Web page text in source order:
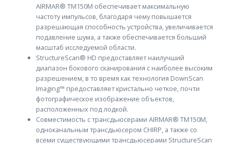
AIRMAR® TM150M обеспечивает максимальную
частоту импульсов, благодаря чему повышается
разрешающая способность устройства, увеличивается
подавление шума, а также обеспечивается больший
масштаб исследуемой области.
StructureScan® HD предоставляет наилучший
диапазон бокового сканирования с наиболее высоким
разрешением, в то время как технология DownScan
Imaging™ предоставляет кристально четкое, почти
фотографическое изображение объектов,
расположенных под лодкой.
Совместимость с трансдьюсерами AIRMAR® TM150M,
одноканальным трансдьюсером CHIRP, а также со
всеми существующими трансдьюсерами StructureScan